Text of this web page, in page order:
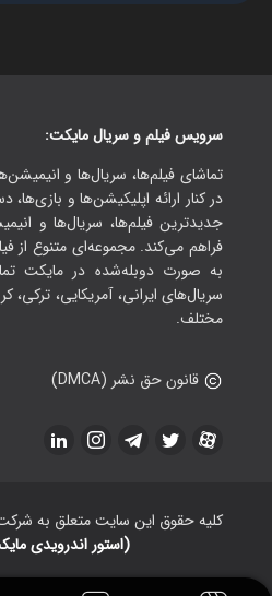
سرویس فیلم و سریال مایکت:
تماشای فیلم‌ها، سریال‌ها و
در کنار ارائه اپلیکیشن‌ها و
جدیدترین فیلم‌ها، سریال‌ها و
فراهم می‌کند. مجموعه‌ای متنوع از
به صورت دوبله‌شده در مایکت
سریال‌های ایرانی، آمریکایی، ترکی،
مختلف.
قانون حق نشر (DMCA)
کلیه حقوق این سایت متعلق به
(استور اندرویدی